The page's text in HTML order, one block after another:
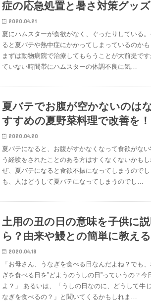
症の応急処置と暑さ対策グッズ
2020.04.21
夏にハムスターが食欲がなく、ぐったりしている
ると夏バテや熱中症にかかってしまっているのかも
まずは動物病院で治療してもらうことが大前提で
ていない時間帯にハムスターの体調不良に気…
夏バテでお腹が空かないのは
すすめの夏野菜料理で改善を！
2020.04.20
夏バテになると、お腹がすかなくなって食欲がな
う経験をされたことのある方はすくなくないかも
ぜ、夏バテになると食欲不振になってしまうので
も、人はどうして夏バテになってしまうのでし…
土用の丑の日の意味を子供に
ら？由来や鰻との簡単に教える
2020.04.18
「お母さん、うなぎを食べる日なんだよね？でも
ぎを食べる日を”どようのうしの日”っていうの？今
よ？」 あるいは、「うしの日なのに、どうして牛
なぎを食べるの？」と聞いてくるかもしれま…